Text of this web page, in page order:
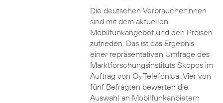
Die deutschen Verbraucher:innen
sind mit dem aktuellen
Mobilfunkangebot und den Preisen
zufrieden. Das ist das Ergebnis
einer repräsentativen Umfrage des
Marktforschungsinstituts Skopos im
Auftrag von O2Telefónica. Vier von
fünf Befragten bewerten die
Auswahl an Mobilfunkanbietern